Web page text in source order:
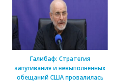
Галибаф: Стратегия
запугивания и невыполненных
обещаний США провалилась